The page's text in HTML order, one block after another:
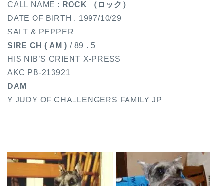
CALL NAME : ROCK （ロック）
DATE OF BIRTH : 1997/10/29
SALT & PEPPER
SIRE CH ( AM ) / 89 . 5
HIS NIB’S ORIENT X-PRESS
AKC PB-213921
DAM
Y JUDY OF CHALLENGERS FAMILY JP